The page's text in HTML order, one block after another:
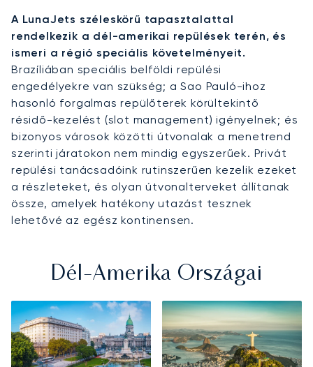
A LunaJets széleskörű tapasztalattal
rendelkezik a dél-amerikai repülések terén, és
ismeri a régió speciális követelményeit.
Brazíliában speciális belföldi repülési
engedélyekre van szükség; a Sao Pauló-ihoz
hasonló forgalmas repülőterek körültekintő
résidő-kezelést (slot management) igényelnek; és
bizonyos városok közötti útvonalak a menetrend
szerinti járatokon nem mindig egyszerűek. Privát
repülési tanácsadóink rutinszerűen kezelik ezeket
a részleteket, és olyan útvonalterveket állítanak
össze, amelyek hatékony utazást tesznek
lehetővé az egész kontinensen.
Dél-Amerika Országai